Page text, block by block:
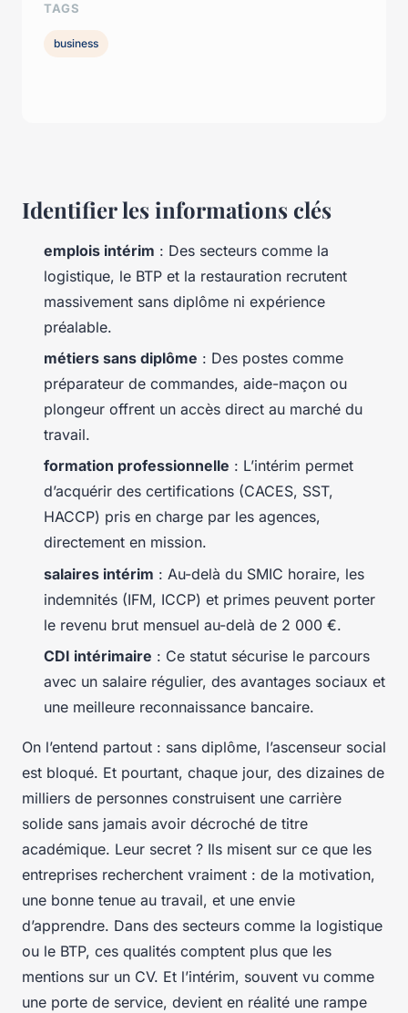
Identifier les informations clés
emplois intérim : Des secteurs comme la
logistique, le BTP et la restauration recrutent
massivement sans diplôme ni expérience
préalable.
métiers sans diplôme : Des postes comme
préparateur de commandes, aide-maçon ou
plongeur offrent un accès direct au marché du
travail.
formation professionnelle : L’intérim permet
d’acquérir des certifications (CACES, SST,
HACCP) pris en charge par les agences,
directement en mission.
salaires intérim : Au-delà du SMIC horaire, les
indemnités (IFM, ICCP) et primes peuvent porter
le revenu brut mensuel au-delà de 2 000 €.
CDI intérimaire : Ce statut sécurise le parcours
avec un salaire régulier, des avantages sociaux et
une meilleure reconnaissance bancaire.
On l’entend partout : sans diplôme, l’ascenseur social
est bloqué. Et pourtant, chaque jour, des dizaines de
milliers de personnes construisent une carrière
solide sans jamais avoir décroché de titre
académique. Leur secret ? Ils misent sur ce que les
entreprises recherchent vraiment : de la motivation,
une bonne tenue au travail, et une envie
d’apprendre. Dans des secteurs comme la logistique
ou le BTP, ces qualités comptent plus que les
mentions sur un CV. Et l’intérim, souvent vu comme
une porte de service, devient en réalité une rampe
TAGS
business